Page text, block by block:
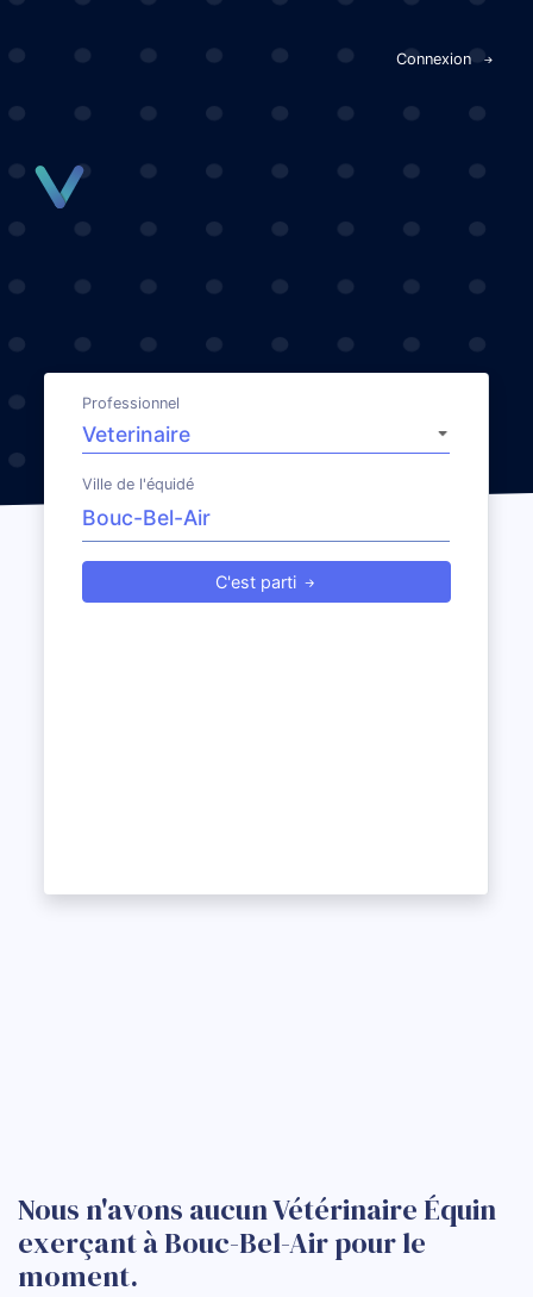
Connexion
Professionnel
Ville de l'équidé
C'est parti
Nous n'avons aucun Vétérinaire Équin
exerçant à Bouc-Bel-Air pour le
moment.